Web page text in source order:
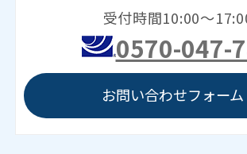
受付時間10:00～
0570-047-
お問い合わせフォーム